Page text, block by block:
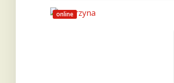
online